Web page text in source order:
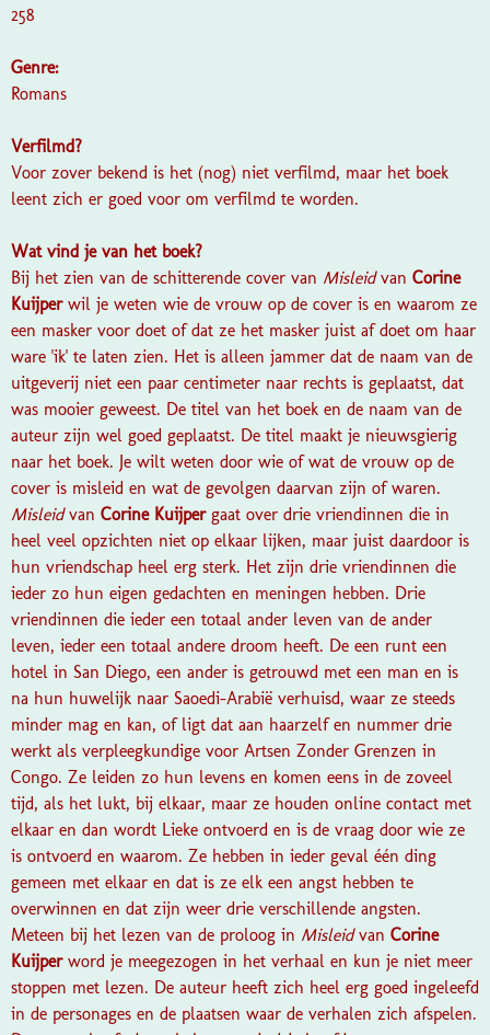
258
Genre:
Romans
Verfilmd?
Voor zover bekend is het (nog) niet verfilmd, maar het boek
leent zich er goed voor om verfilmd te worden.
Wat vind je van het boek?
Bij het zien van de schitterende cover van Misleid van Corine
Kuijper wil je weten wie de vrouw op de cover is en waarom ze
een masker voor doet of dat ze het masker juist af doet om haar
ware 'ik' te laten zien. Het is alleen jammer dat de naam van de
uitgeverij niet een paar centimeter naar rechts is geplaatst, dat
was mooier geweest. De titel van het boek en de naam van de
auteur zijn wel goed geplaatst. De titel maakt je nieuwsgierig
naar het boek. Je wilt weten door wie of wat de vrouw op de
cover is misleid en wat de gevolgen daarvan zijn of waren.
Misleid van Corine Kuijper gaat over drie vriendinnen die in
heel veel opzichten niet op elkaar lijken, maar juist daardoor is
hun vriendschap heel erg sterk. Het zijn drie vriendinnen die
ieder zo hun eigen gedachten en meningen hebben. Drie
vriendinnen die ieder een totaal ander leven van de ander
leven, ieder een totaal andere droom heeft. De een runt een
hotel in San Diego, een ander is getrouwd met een man en is
na hun huwelijk naar Saoedi-Arabië verhuisd, waar ze steeds
minder mag en kan, of ligt dat aan haarzelf en nummer drie
werkt als verpleegkundige voor Artsen Zonder Grenzen in
Congo. Ze leiden zo hun levens en komen eens in de zoveel
tijd, als het lukt, bij elkaar, maar ze houden online contact met
elkaar en dan wordt Lieke ontvoerd en is de vraag door wie ze
is ontvoerd en waarom. Ze hebben in ieder geval één ding
gemeen met elkaar en dat is ze elk een angst hebben te
overwinnen en dat zijn weer drie verschillende angsten.
Meteen bij het lezen van de proloog in Misleid van Corine
Kuijper word je meegezogen in het verhaal en kun je niet meer
stoppen met lezen. De auteur heeft zich heel erg goed ingeleefd
in de personages en de plaatsen waar de verhalen zich afspelen.